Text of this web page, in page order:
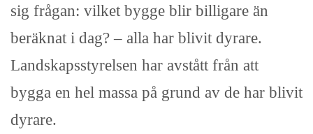
sig frågan: vilket bygge blir billigare än
beräknat i dag? – alla har blivit dyrare.
Landskapsstyrelsen har avstått från att
bygga en hel massa på grund av de har blivit
dyrare.